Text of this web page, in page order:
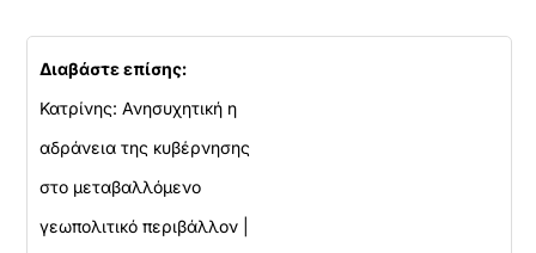
Διαβάστε επίσης:
Κατρίνης: Ανησυχητική η
αδράνεια της κυβέρνησης
στο μεταβαλλόμενο
γεωπολιτικό περιβάλλον |